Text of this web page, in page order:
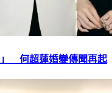
」 何超蓮婚變傳聞再起